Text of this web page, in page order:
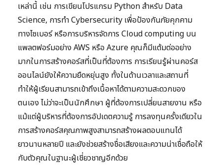
เหล่านี้ เช่น การเขียนโปรแกรม Python สำหรับ Data
Science, การทำ Cybersecurity เพื่อป้องกันภัยคุกคาม
ทางไซเบอร์ หรือการบริหารจัดการ Cloud computing บน
แพลตฟอร์มอย่าง AWS หรือ Azure คุณก็มีแต้มต่ออย่าง
มากในการสร้างคอร์สที่เป็นที่ต้องการ การเรียนรู้ผ่านคอร์ส
ออนไลน์ยังให้ความยืดหยุ่นสูง ทั้งในด้านเวลาและสถานที่
ทำให้ผู้เรียนสามารถเข้าถึงเนื้อหาได้ตามความสะดวกของ
ตนเอง ไม่ว่าจะเป็นนักศึกษา ผู้ที่ต้องการเปลี่ยนสายงาน หรือ
แม้แต่ผู้บริหารที่ต้องการอัปเดตความรู้ การลงทุนครั้งเดียวใน
การสร้างคอร์สคุณภาพสูงสามารถสร้างผลตอบแทนได้
ยาวนานหลายปี และยังช่วยสร้างชื่อเสียงและความน่าเชื่อถือให้
กับตัวคุณในฐานะผู้เชี่ยวชาญอีกด้วย